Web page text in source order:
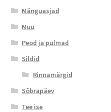
Mänguasjad
Muu
Peod ja pulmad
Sildid
Rinnamärgid
Sõbrapäev
Tee ise